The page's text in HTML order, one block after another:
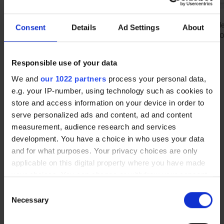
Consent Details Ad Settings About
Responsible use of your data
We and our 1022 partners process your personal data,
e.g. your IP-number, using technology such as cookies to
store and access information on your device in order to
serve personalized ads and content, ad and content
measurement, audience research and services
development. You have a choice in who uses your data
and for what purposes. Your privacy choices are only
applicable on this digital property where you have made
your choices. You can change or withdraw your consent
the Privacy trigger icon.
Selection
Necessary
Elektrische
Zwenkwieltjes met
Bijkomende
voor
Heeft u een vraag over onze producten?
Neem contact met ons op via telefoon +33 (0) 2 32
96 07 23 of per e-mail
Neem contact met ons op
Veelgestelde vragen